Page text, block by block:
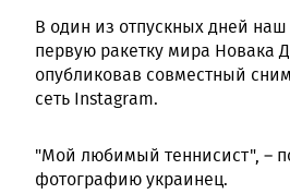
В один из отпускных дней наш
первую ракетку мира Новака
опубликовав совместный
сеть Instagram.
"Мой любимый теннисист", –
фотографию украинец.